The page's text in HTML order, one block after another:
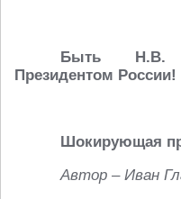
Быть Н.В.
Президентом России!
Шокирующая
Автор – Иван